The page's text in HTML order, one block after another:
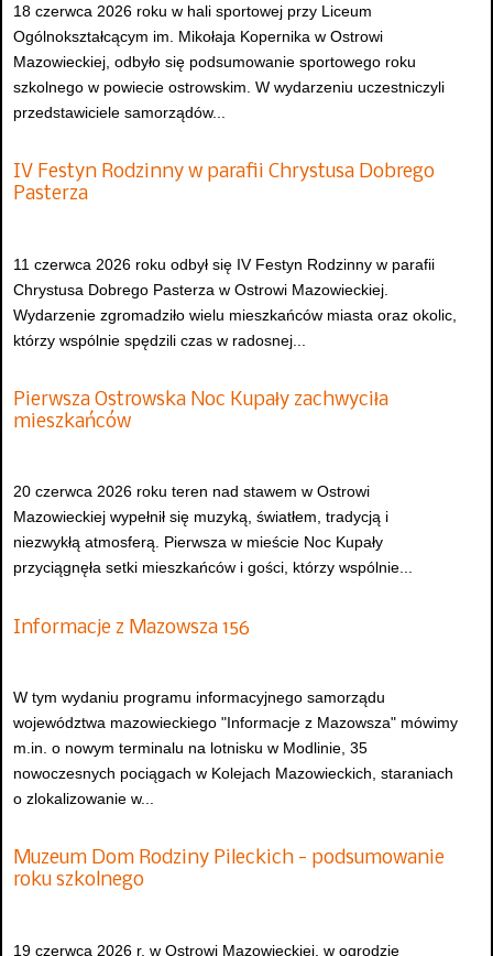
18 czerwca 2026 roku w hali sportowej przy Liceum
Ogólnokształcącym im. Mikołaja Kopernika w Ostrowi
Mazowieckiej, odbyło się podsumowanie sportowego roku
szkolnego w powiecie ostrowskim. W wydarzeniu uczestniczyli
przedstawiciele samorządów...
IV Festyn Rodzinny w parafii Chrystusa Dobrego
Pasterza
11 czerwca 2026 roku odbył się IV Festyn Rodzinny w parafii
Chrystusa Dobrego Pasterza w Ostrowi Mazowieckiej.
Wydarzenie zgromadziło wielu mieszkańców miasta oraz okolic,
którzy wspólnie spędzili czas w radosnej...
Pierwsza Ostrowska Noc Kupały zachwyciła
mieszkańców
20 czerwca 2026 roku teren nad stawem w Ostrowi
Mazowieckiej wypełnił się muzyką, światłem, tradycją i
niezwykłą atmosferą. Pierwsza w mieście Noc Kupały
przyciągnęła setki mieszkańców i gości, którzy wspólnie...
Informacje z Mazowsza 156
W tym wydaniu programu informacyjnego samorządu
województwa mazowieckiego "Informacje z Mazowsza" mówimy
m.in. o nowym terminalu na lotnisku w Modlinie, 35
nowoczesnych pociągach w Kolejach Mazowieckich, staraniach
o zlokalizowanie w...
Muzeum Dom Rodziny Pileckich - podsumowanie
roku szkolnego
19 czerwca 2026 r. w Ostrowi Mazowieckiej, w ogrodzie